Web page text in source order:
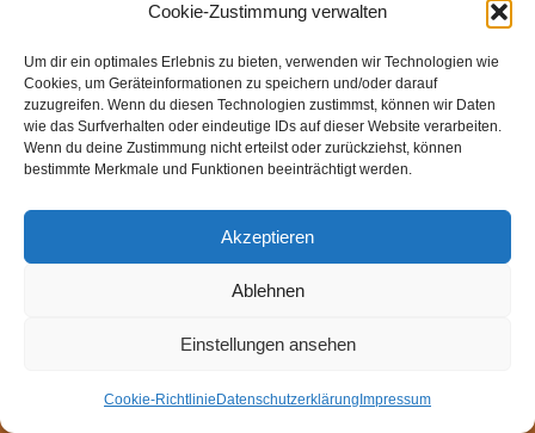
Cookie-Zustimmung verwalten
Um dir ein optimales Erlebnis zu bieten, verwenden wir Technologien wie
Cookies, um Geräteinformationen zu speichern und/oder darauf
zuzugreifen. Wenn du diesen Technologien zustimmst, können wir Daten
wie das Surfverhalten oder eindeutige IDs auf dieser Website verarbeiten.
Wenn du deine Zustimmung nicht erteilst oder zurückziehst, können
bestimmte Merkmale und Funktionen beeinträchtigt werden.
Akzeptieren
Ablehnen
Einstellungen ansehen
Cookie-Richtlinie Datenschutzerklärung Impressum
© Weingut Thomas Steigelmann
HOME AKTUELLES WEINGUT SHOP FEWOS
Impressum